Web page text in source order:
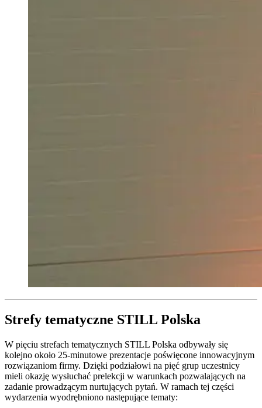
Strefy tematyczne STILL Polska
W pięciu strefach tematycznych STILL Polska odbywały się
kolejno około 25-minutowe prezentacje poświęcone innowacyjnym
rozwiązaniom firmy. Dzięki podziałowi na pięć grup uczestnicy
mieli okazję wysłuchać prelekcji w warunkach pozwalających na
zadanie prowadzącym nurtujących pytań. W ramach tej części
wydarzenia wyodrębniono następujące tematy: